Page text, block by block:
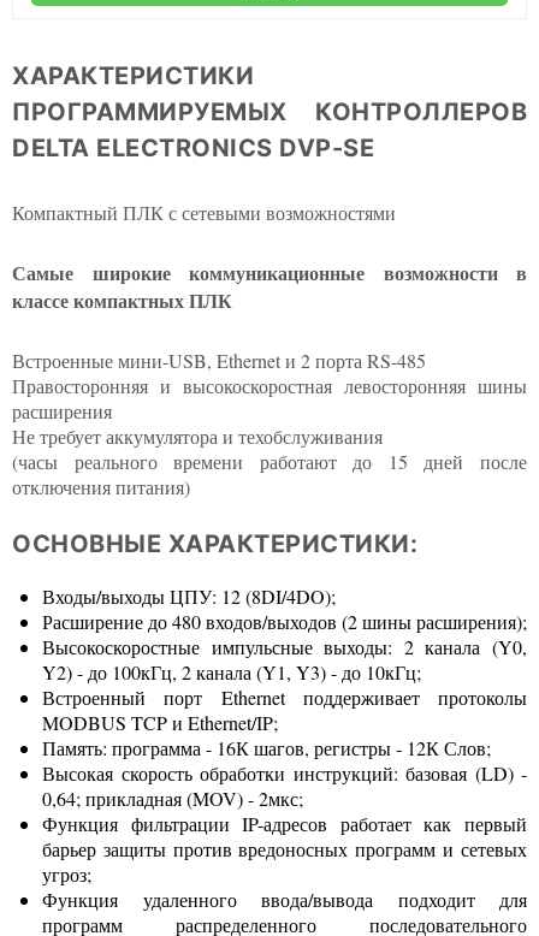
ХАРАКТЕРИСТИКИ
ПРОГРАММИРУЕМЫХ КОНТРОЛЛЕРОВ
DELTA ELECTRONICS DVP-SE
Компактный ПЛК с сетевыми возможностями
Самые широкие коммуникационные возможности в
классе компактных ПЛК
Встроенные мини-USB, Ethernet и 2 порта RS-485
Правосторонняя и высокоскоростная левосторонняя шины
расширения
Не требует аккумулятора и техобслуживания
(часы реального времени работают до 15 дней после
отключения питания)
ОСНОВНЫЕ ХАРАКТЕРИСТИКИ:
Входы/выходы ЦПУ: 12 (8DI/4DO);
Расширение до 480 входов/выходов (2 шины расширения);
Высокоскоростные импульсные выходы: 2 канала (Y0,
Y2) - до 100кГц, 2 канала (Y1, Y3) - до 10кГц;
Встроенный порт Ethernet поддерживает протоколы
MODBUS TCP и Ethernet/IP;
Память: программа - 16К шагов, регистры - 12К Слов;
Высокая скорость обработки инструкций: базовая (LD) -
0,64; прикладная (MOV) - 2мкс;
Функция фильтрации IP-адресов работает как первый
барьер защиты против вредоносных программ и сетевых
угроз;
Функция удаленного ввода/вывода подходит для
программ распределенного последовательного